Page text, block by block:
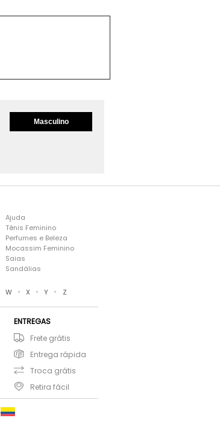
Masculino
Ajuda
Tênis Feminino
Perfumes e Beleza
Mocassim Feminino
Saias
Sandálias
W • X • Y • Z
ENTREGAS
Frete grátis
Entrega rápida
Troca grátis
Retira fácil